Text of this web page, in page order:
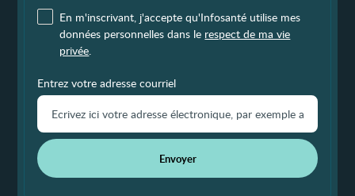
En m'inscrivant, j'accepte qu'Infosanté utilise mes
données personnelles dans le respect de ma vie
privée
Entrez votre adresse courriel
Envoyer